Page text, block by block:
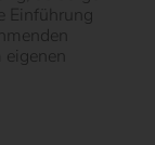
Einführung